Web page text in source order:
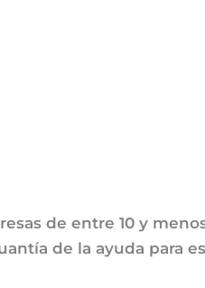
de entre 10 y
de la ayuda para